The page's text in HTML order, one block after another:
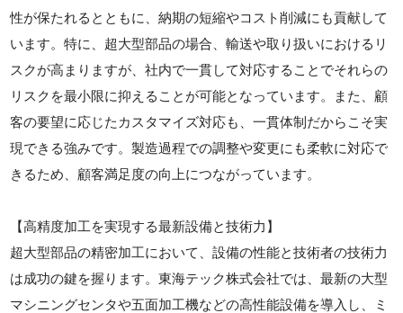
性が保たれるとともに、納期の短縮やコスト削減にも貢献して
います。特に、超大型部品の場合、輸送や取り扱いにおけるリ
スクが高まりますが、社内で一貫して対応することでそれらの
リスクを最小限に抑えることが可能となっています。また、顧
客の要望に応じたカスタマイズ対応も、一貫体制だからこそ実
現できる強みです。製造過程での調整や変更にも柔軟に対応で
きるため、顧客満足度の向上につながっています。
【高精度加工を実現する最新設備と技術力】
超大型部品の精密加工において、設備の性能と技術者の技術力
は成功の鍵を握ります。東海テック株式会社では、最新の大型
マシニングセンタや五面加工機などの高性能設備を導入し、ミ